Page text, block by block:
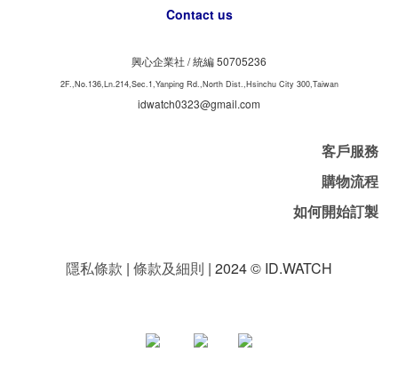
Contact us
興心企業社 /統編 50705236
2F.,No.136,Ln.214,Sec.1,Yanping Rd.,North Dist.,Hsinchu City 300,Taiwan
idwatch0323@gmail.com
客戶服務
購物流程
如何開始訂製
隱私條款 | 條款及細則 | 2024 © ID.WATCH